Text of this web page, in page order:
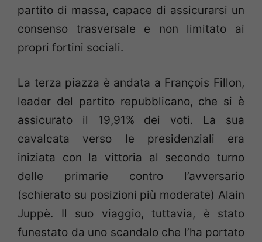
partito di massa, capace di assicurarsi un
consenso trasversale e non limitato ai
propri fortini sociali.
La terza piazza è andata a François Fillon,
leader del partito repubblicano, che si è
assicurato il 19,91% dei voti. La sua
cavalcata verso le presidenziali era
iniziata con la vittoria al secondo turno
delle primarie contro l’avversario
(schierato su posizioni più moderate) Alain
Juppè. Il suo viaggio, tuttavia, è stato
funestato da uno scandalo che l’ha portato